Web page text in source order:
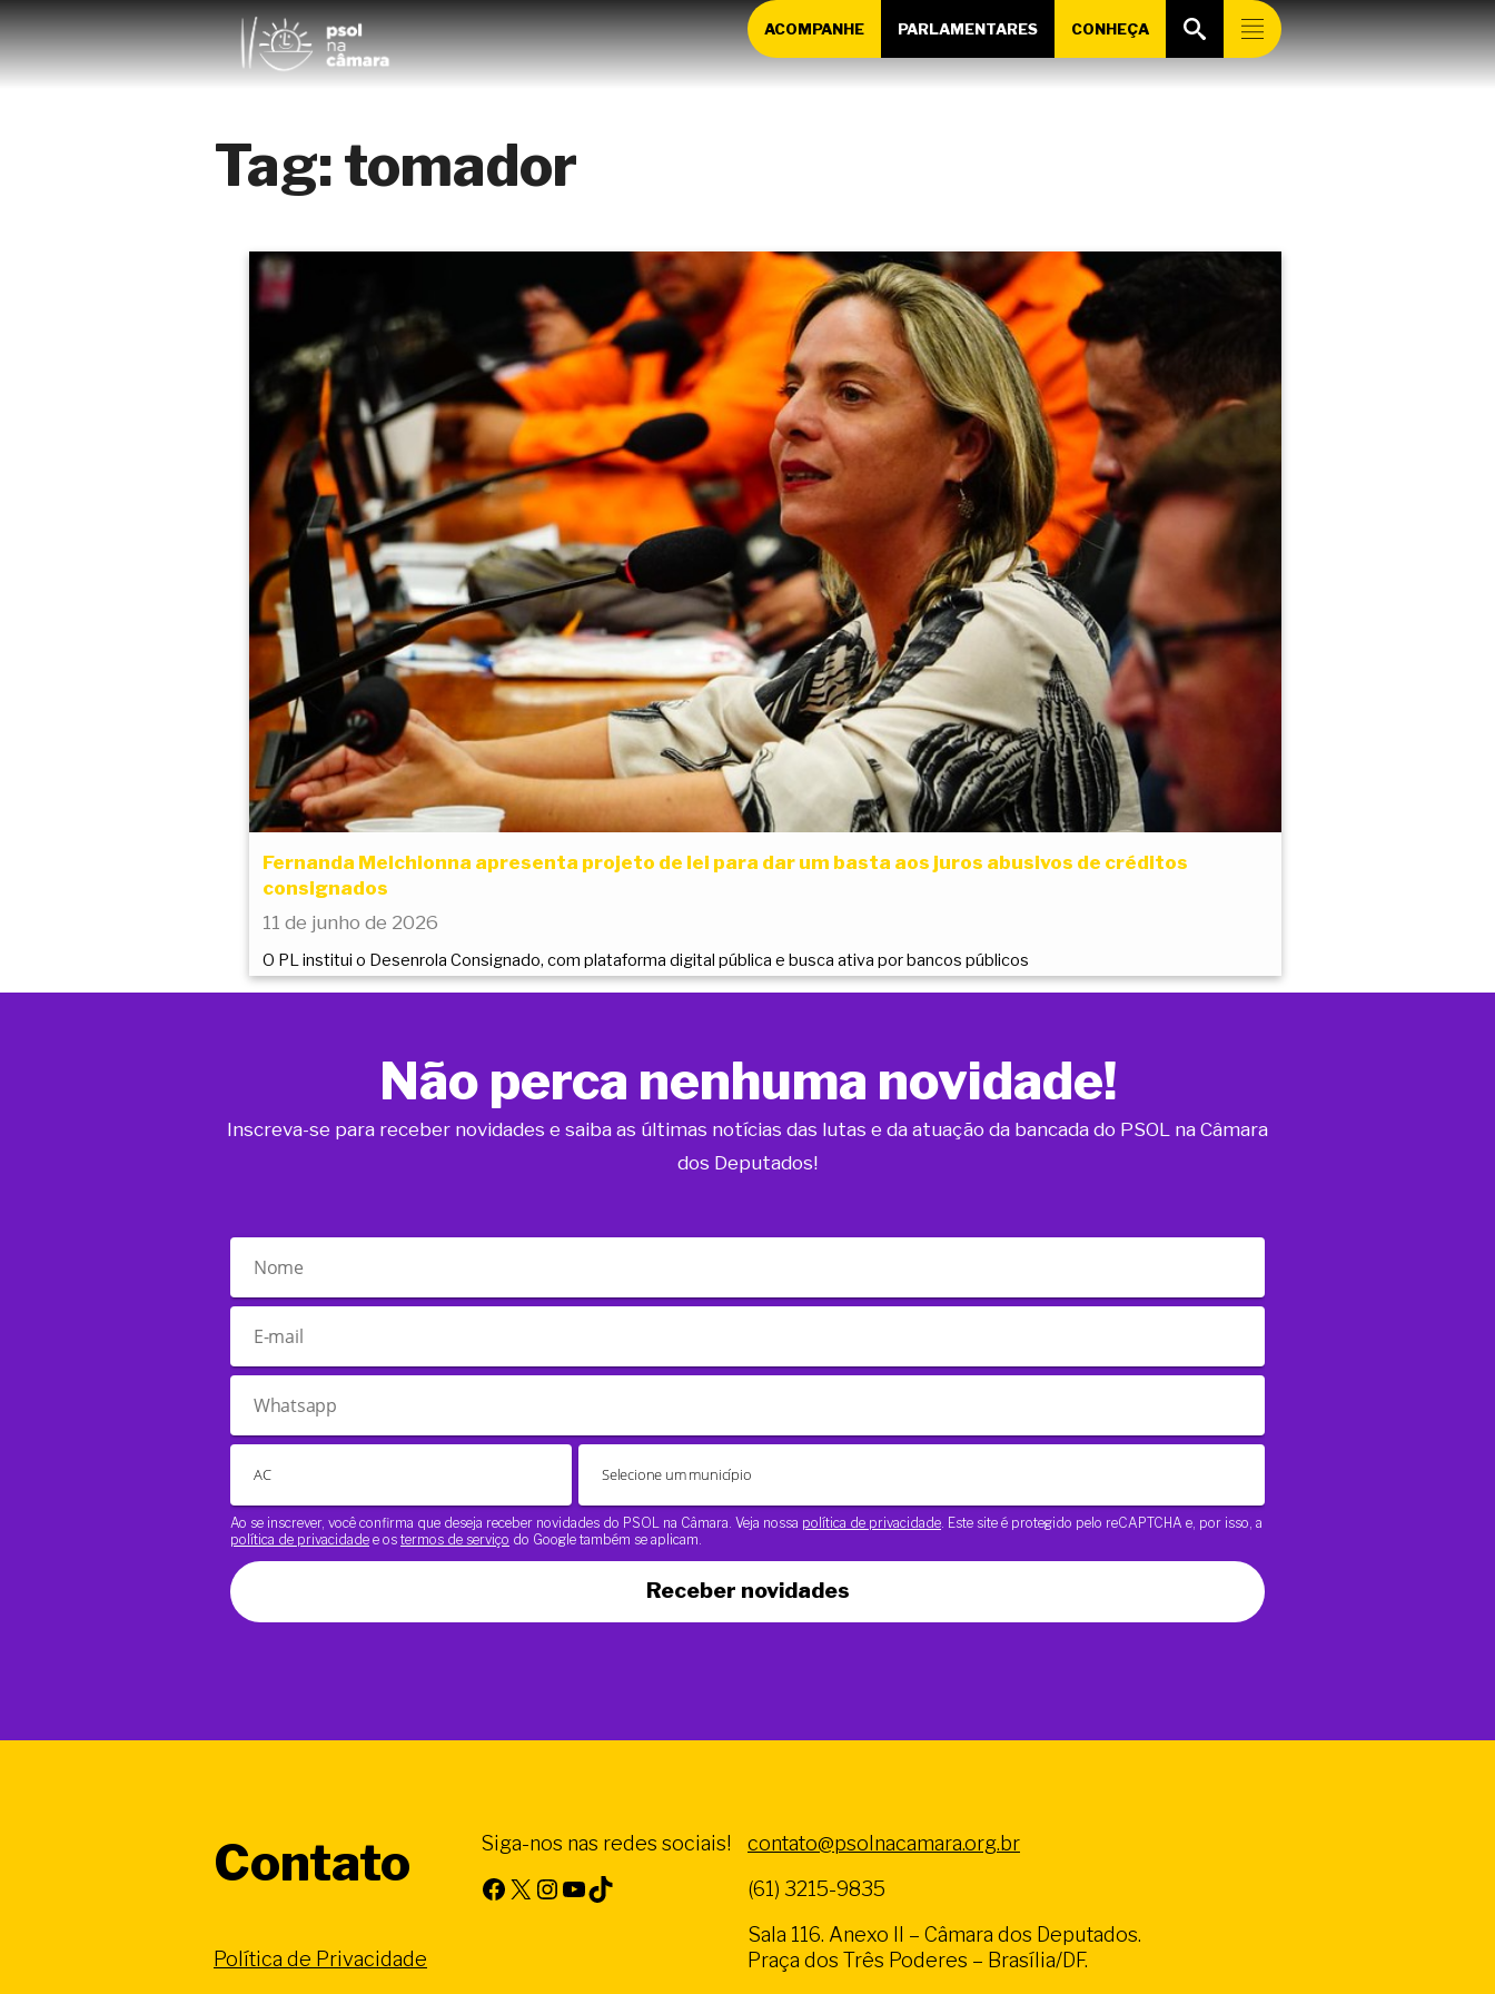
ACOMPANHE PARLAMENTARES CONHEÇA
Tag:tomador
Fernanda Melchionna apresenta projeto de lei para dar um basta aos juros abusivos de créditos
consignados
11 de junho de 2026
O PL institui o Desenrola Consignado, com plataforma digital pública e busca ativa por bancos públicos
Não perca nenhuma novidade!
Inscreva-se para receber novidades e saiba as últimas notícias das lutas e da atuação da bancada do PSOL na Câmara
dos Deputados!
Ao se inscrever, você confirma que deseja receber novidades do PSOL na Câmara. Veja nossa política de privacidade . Este site é protegido pelo reCAPTCHA e, por isso, a
política de privacidade e os termos de serviço do Google também se aplicam.
Receber novidades
Contato
Política de Privacidade
Siga-nos nas redes sociais!
Facebook X Instagram Youtube TikTok
contato@psolnacamara.org.br
(61) 3215-9835
Sala 116. Anexo II – Câmara dos Deputados.
Praça dos Três Poderes – Brasília/DF.